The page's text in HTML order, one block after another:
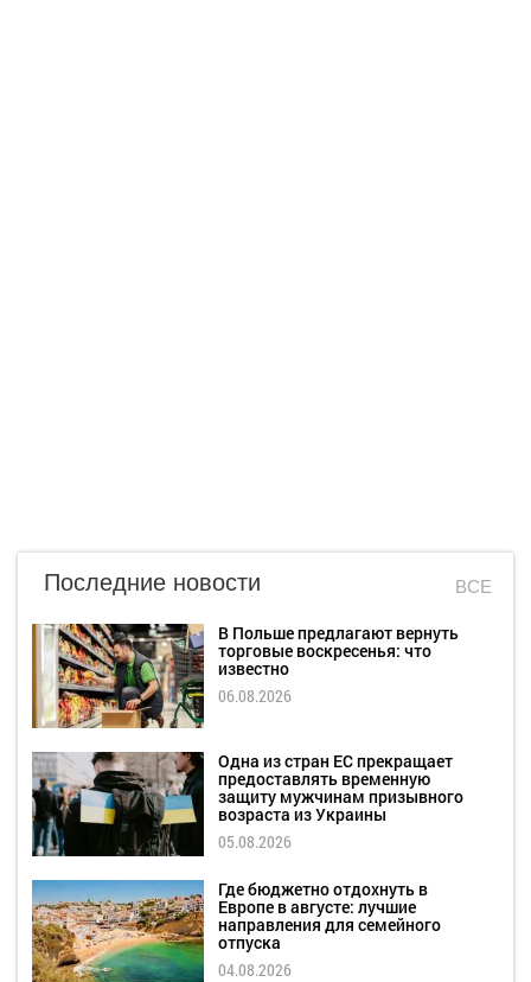
Последние новости ВСЕ
В Польше предлагают вернуть
торговые воскресенья: что
известно
06.08.2026
Одна из стран ЕС прекращает
предоставлять временную
защиту мужчинам призывного
возраста из Украины
05.08.2026
Где бюджетно отдохнуть в
Европе в августе: лучшие
направления для семейного
отпуска
04.08.2026